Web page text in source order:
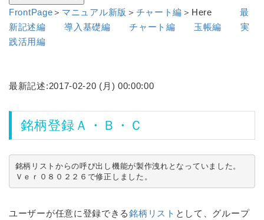
FrontPage＞ マニュアル新版 ＞ チャート編 ＞Here 最
新記述編
導入基礎編 チャート編 玉帳編
実
践活用編
最新記述:2017-02-20 (月) 00:00:00
銘柄登録Ａ・Ｂ・Ｃ
銘柄リストからの呼び出し機能が製作洩れとなっていました。
Ｖｅｒ０８０２２６で修正しました。
ユーザーが任意に登録できる銘柄リスト として、グループ